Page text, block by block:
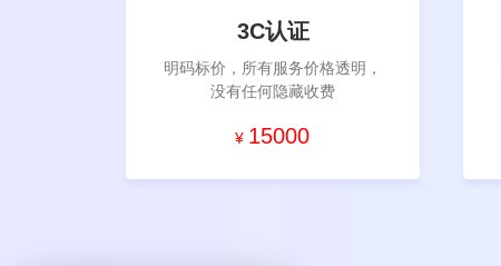
3C认证
明码标价，所有服务价格透明，
没有任何隐藏收费
¥ 15000